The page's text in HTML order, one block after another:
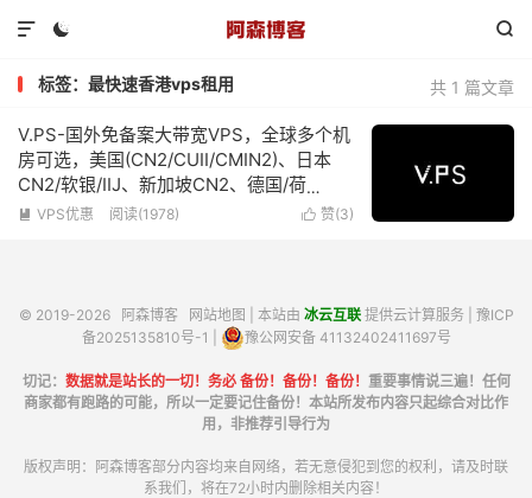
 

共 1 篇文章
标签：最快速香港vps租用
V.PS-国外免备案大带宽VPS，全球多个机
房可选，美国(CN2/CUII/CMIN2)、日本
CN2/软银/IIJ、新加坡CN2、德国/荷
兰/CN2+CUII、英国CUII，特价优惠低至
 赞(3)
 VPS优惠 阅读(1978)
© 2019-2026 阿森博客 网站地图 | 本站由 冰云互联提供云计算服务 | 豫ICP
备2025135810号-1
豫公网安备 41132402411697号
切记： 数据就是站长的一切！务必 备份！备份！备份！ 重要事情说三遍！任何
商家都有跑路的可能，所以一定要记住备份！本站所发布内容只起综合对比作
用，非推荐引导行为
版权声明：阿森博客部分内容均来自网络，若无意侵犯到您的权利，请及时联
系我们，将在72小时内删除相关内容！